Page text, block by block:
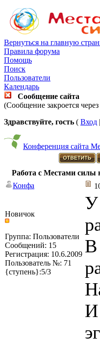
Вернуться на главную
Правила форума
Помощь
Поиск
Пользователи
Календарь
Сообщение сайта
(Сообщение закроется
Здравствуйте, гость ( Вход |
Конференция сайта
Работа с Местами силы
Конфа
Новичок
Группа: Пользователи
Сообщений: 15
Регистрация: 10.6.2009
Пользователь №: 71
{ступень}:5/3
У
В
И